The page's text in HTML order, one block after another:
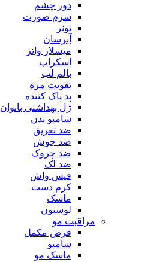
دور چشم
سرم صورت
تونر
آبرسان
میسلار واتر
اسکراب
بالم لب
تقویت مژه
پد پاک کننده
ژل بهداشتی بانوان
شامپو بدن
ضد تعریق
ضد جوش
ضد چروک
ضد لک
فیس واش
کرم دست
ماسک
لوسیون
مراقبت مو
قرص مکمل
شامپو
ماسک مو